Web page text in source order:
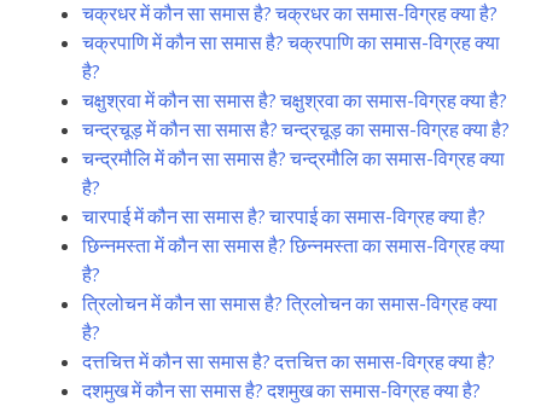
चक्रधर में कौन सा समास है? चक्रधर का समास-विग्रह क्या है?
चक्रपाणि में कौन सा समास है? चक्रपाणि का समास-विग्रह क्या
है?
चक्षुश्रवा में कौन सा समास है? चक्षुश्रवा का समास-विग्रह क्या है?
चन्द्रचूड़ में कौन सा समास है? चन्द्रचूड़ का समास-विग्रह क्या है?
चन्द्रमौलि में कौन सा समास है? चन्द्रमौलि का समास-विग्रह क्या
है?
चारपाई में कौन सा समास है? चारपाई का समास-विग्रह क्या है?
छिन्नमस्ता में कौन सा समास है? छिन्नमस्ता का समास-विग्रह क्या
है?
त्रिलोचन में कौन सा समास है? त्रिलोचन का समास-विग्रह क्या
है?
दत्तचित्त में कौन सा समास है? दत्तचित्त का समास-विग्रह क्या है?
दशमुख में कौन सा समास है? दशमुख का समास-विग्रह क्या है?